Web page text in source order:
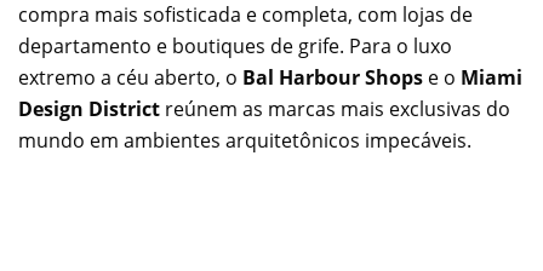
compra mais sofisticada e completa, com lojas de
departamento e boutiques de grife. Para o luxo
extremo a céu aberto, o Bal Harbour Shops e o Miami
Design District reúnem as marcas mais exclusivas do
mundo em ambientes arquitetônicos impecáveis.